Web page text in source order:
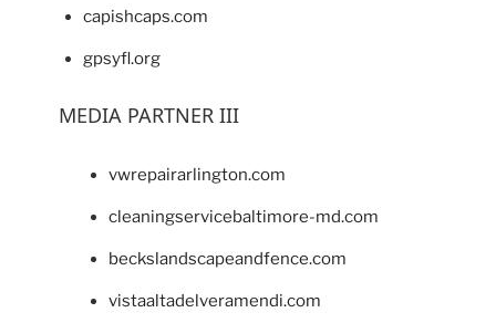
capishcaps.com
gpsyfl.org
MEDIA PARTNER III
vwrepairarlington.com
cleaningservicebaltimore-md.com
beckslandscapeandfence.com
vistaaltadelveramendi.com